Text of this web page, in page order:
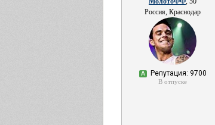
Россия, Краснодар
А Репутация: 9700
В отпуске